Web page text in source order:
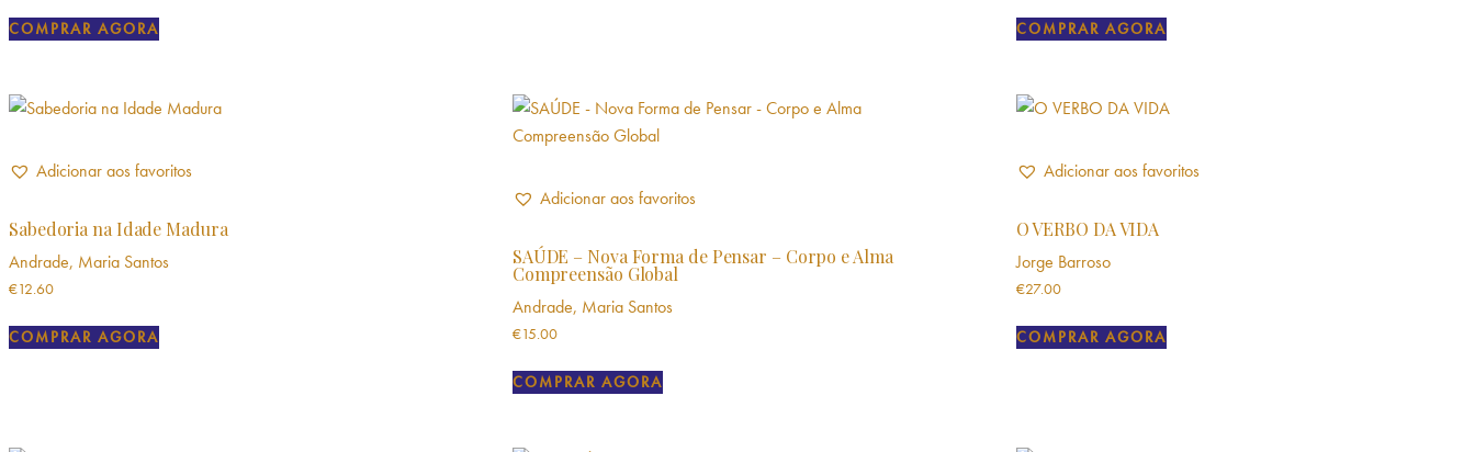
COMPRAR AGORA COMPRAR AGORA
Adicionar aos favoritos
Sabedoria na Idade Madura
Andrade, Maria Santos
€12.60
COMPRAR AGORA
Adicionar aos favoritos
SAÚDE – Nova Forma de Pensar – Corpo e Alma
Compreensão Global
Andrade, Maria Santos
€15.00
COMPRAR AGORA
Adicionar aos favoritos
O VERBO DA VIDA
Jorge Barroso
€27.00
COMPRAR AGORA